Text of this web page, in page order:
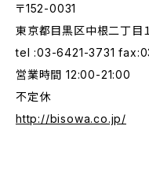
〒152-0031
東京都目黒区中根二丁目
tel :03-6421-3731
営業時間 12:00-21:00
不定休
http://bisowa.co.jp/